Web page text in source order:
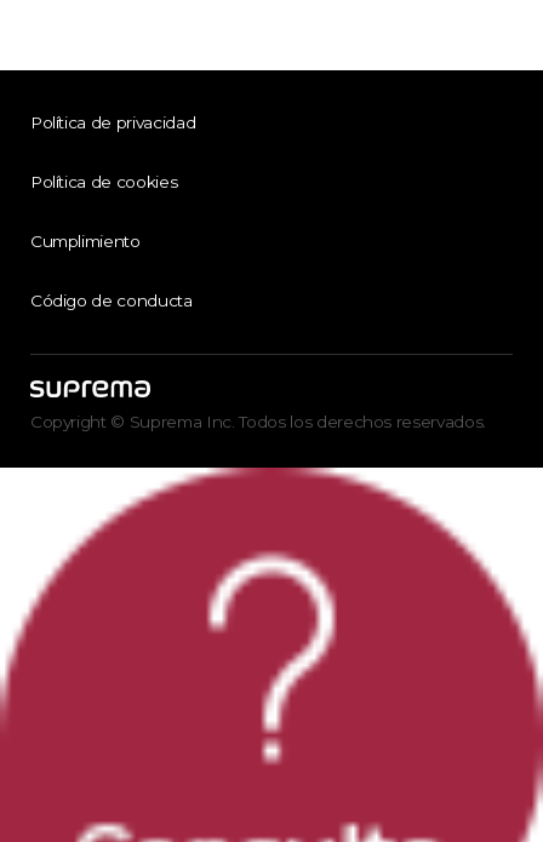
Política de privacidad
Política de cookies
Cumplimiento
Código de conducta
Copyright © Suprema Inc. Todos los derechos reservados.